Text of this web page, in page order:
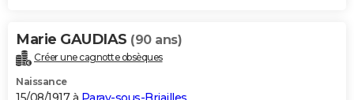
Marie GAUDIAS (90 ans)
Créer une cagnotte obsèques
Naissance